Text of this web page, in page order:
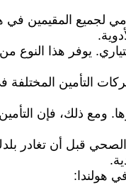
لجميع المقيمين في
يوفر هذا النوع من
التأمين
ومع ذلك، فإن
قبل أن تغادر
هولندا: